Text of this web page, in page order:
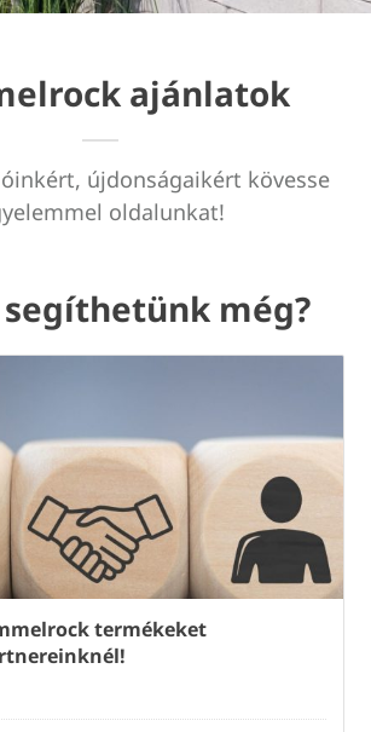
ajánlatok
újdonságaikért kövesse
oldalunkat!
még?
termékeket